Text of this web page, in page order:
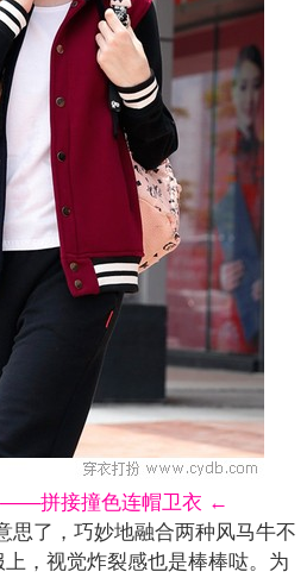
拼接撞色连帽卫衣 ←
了，巧妙地融合两种风马牛不
，视觉炸裂感也是棒棒哒。为